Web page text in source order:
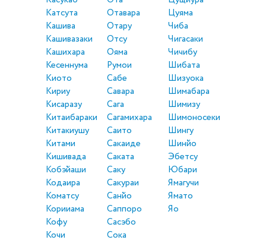
Катсута
Кашива
Кашивазаки
Кашихара
Кесеннума
Киото
Кириу
Кисаразу
Китаибараки
Китакиушу
Китами
Кишивада
Кобэйаши
Кодаира
Коматсу
Корииама
Кофу
Кочи
Отавара
Отару
Отсу
Ояма
Румои
Сабе
Савара
Сага
Сагамихара
Саито
Сакаиде
Саката
Саку
Сакураи
Санйо
Саппоро
Сасэбо
Сока
Цуяма
Чиба
Чигасаки
Чичибу
Шибата
Шизуока
Шимабара
Шимизу
Шимоносеки
Шингу
Шинйо
Эбетсу
Юбари
Ямагучи
Ямато
Яо